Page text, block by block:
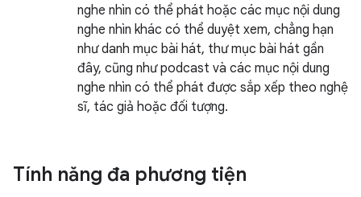
nghe nhìn có thể phát hoặc các mục nội dung
nghe nhìn khác có thể duyệt xem, chẳng hạn
như danh mục bài hát, thư mục bài hát gần
đây, cũng như podcast và các mục nội dung
nghe nhìn có thể phát được sắp xếp theo nghệ
sĩ, tác giả hoặc đối tượng.
Tính năng đa phương tiện